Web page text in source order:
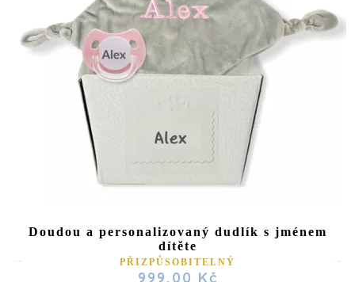
Doudou a personalizovaný dudlík s jménem
dítěte
PŘIZPŮSOBITELNÝ
999,00 Kč